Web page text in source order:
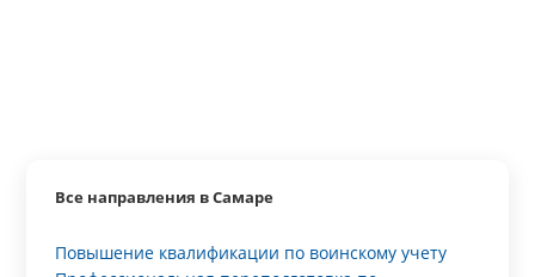
Все направления в Самаре
Повышение квалификации по воинскому учету